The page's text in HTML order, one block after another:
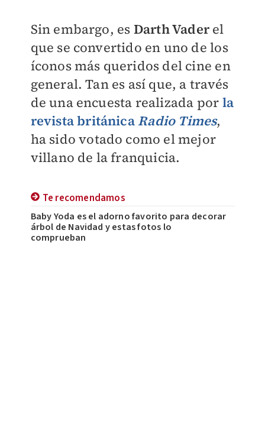
Sin embargo, es Darth Vaderel
que se convertido en uno de los
íconos más queridos del cine en
general. Tan es así que, a través
de una encuesta realizada por la
revista británica Radio Times,
ha sido votado como el mejor
villano de la franquicia.
Te recomendamos
Baby Yoda es el adorno favorito para decorar
árbol de Navidad y estas fotos lo
comprueban